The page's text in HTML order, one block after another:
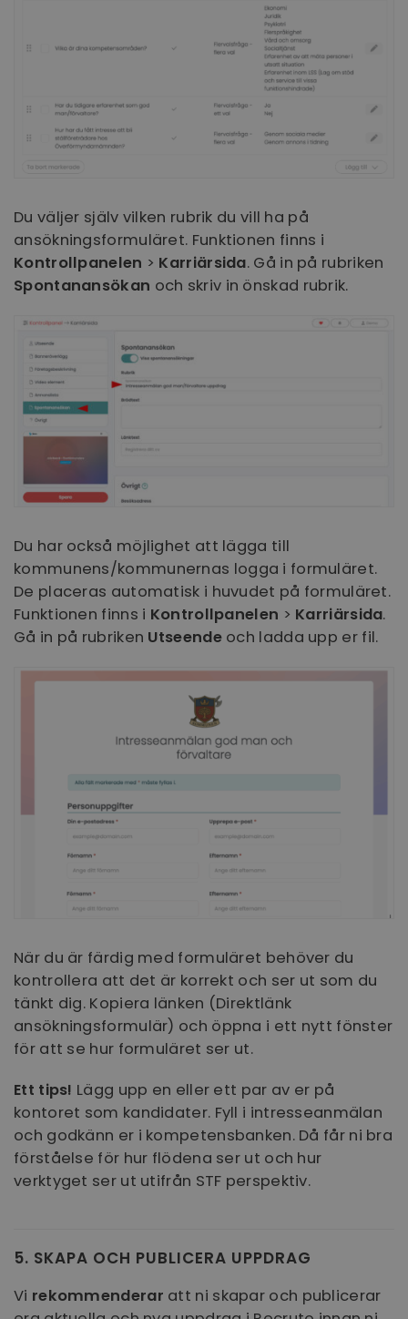
Du väljer själv vilken rubrik du vill ha på
ansökningsformuläret. Funktionen finns i
Kontrollpanelen > Karriärsida. Gå in på rubriken
Spontanansökan och skriv in önskad rubrik.
Du har också möjlighet att lägga till
kommunens/kommunernas logga i formuläret.
De placeras automatisk i huvudet på formuläret.
Funktionen finns i Kontrollpanelen > Karriärsida.
Gå in på rubriken Utseendeoch ladda upp er fil.
När du är färdig med formuläret behöver du
kontrollera att det är korrekt och ser ut som du
tänkt dig. Kopiera länken (Direktlänk
ansökningsformulär) och öppna i ett nytt fönster
för att se hur formuläret ser ut.
Ett tips! Lägg upp en eller ett par av er på
kontoret som kandidater. Fyll i intresseanmälan
och godkänn er i kompetensbanken. Då får ni bra
förståelse för hur flödena ser ut och hur
verktyget ser ut utifrån STF perspektiv.
5. SKAPA OCH PUBLICERA UPPDRAG
Vi rekommenderar att ni skapar och publicerar
Leverantör / Domän
LinkedIn
Corporation
.linkedin.com
månader
PHPSESSID
PHP.net
Session
PHPSESSID
_GRECAPTCHA
Google LLC
www.google.com
6
månader
.microsoft.com
CookieScriptConsent
CookieScript
ClientId outlook.office365.com
Google
Integritetspolicy